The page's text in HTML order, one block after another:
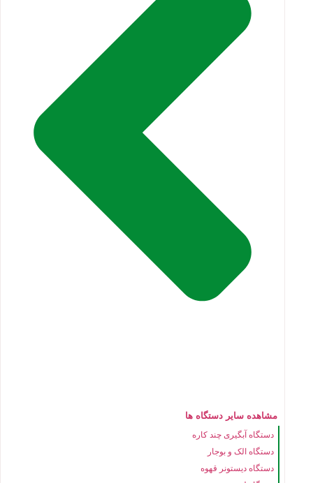
مشاهده سایر دستگاه ها
دستگاه آبگیری چند کاره
دستگاه الک و بوجار
دستگاه دیستونر قهوه